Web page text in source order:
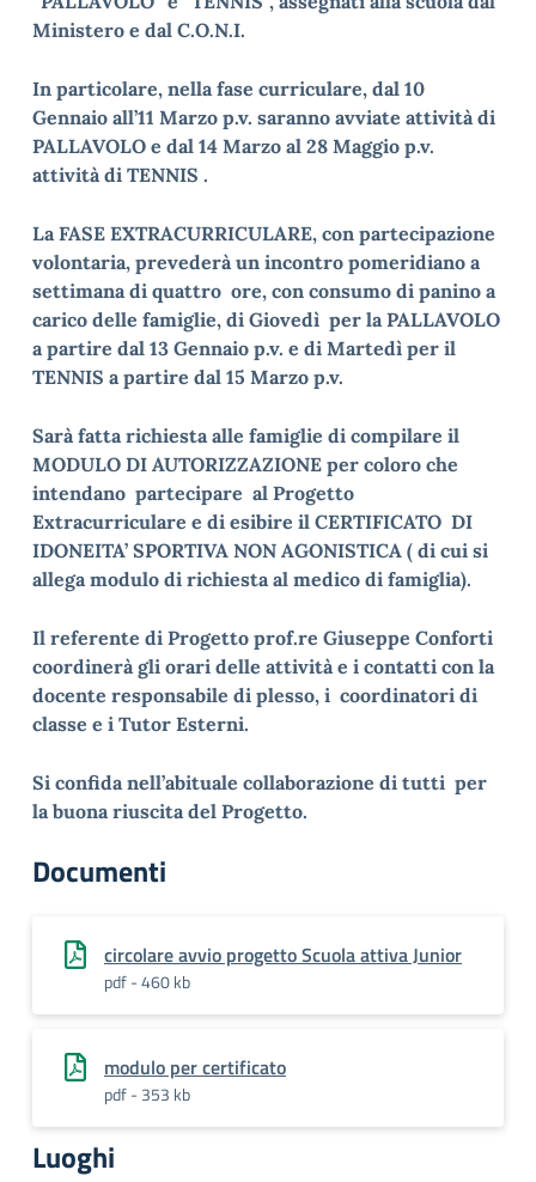
Ministero e dal C.O.N.I.
In particolare, nella fase curriculare, dal 10
Gennaio all’11 Marzo p.v. saranno avviate attività di
PALLAVOLO e dal 14 Marzo al 28 Maggio p.v.
attività di TENNIS .
La FASE EXTRACURRICULARE, con partecipazione
volontaria, prevederà un incontro pomeridiano a
settimana di quattro ore, con consumo di panino a
carico delle famiglie, di Giovedì per la PALLAVOLO
a partire dal 13 Gennaio p.v. e di Martedì per il
TENNIS a partire dal 15 Marzo p.v.
Sarà fatta richiesta alle famiglie di compilare il
MODULO DI AUTORIZZAZIONE per coloro che
intendano partecipare al Progetto
Extracurriculare e di esibire il CERTIFICATO DI
IDONEITA’ SPORTIVA NON AGONISTICA ( di cui si
allega modulo di richiesta al medico di famiglia).
Il referente di Progetto prof.re Giuseppe Conforti
coordinerà gli orari delle attività e i contatti con la
docente responsabile di plesso, i coordinatori di
classe e i Tutor Esterni.
Si confida nell’abituale collaborazione di tutti per
la buona riuscita del Progetto.
Documenti
circolare avvio progetto Scuola attiva Junior
pdf - 460 kb
modulo per certificato
pdf - 353 kb
Luoghi